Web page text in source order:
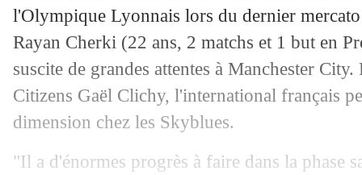
l'Olympique Lyonnais lors du dernier
Rayan Cherki (22 ans, 2 matchs et 1 but en
suscite de grandes attentes à Manchester
Citizens Gaël Clichy, l'international français
dimension chez les Skyblues.
"Il a d'énormes progrès à faire dans la phase
11/09 Chelsea: 74 charges retenues par la
11/09 OM: Mandanda, l'hommage du club
11/09 Al-Fateh : Toko Ekambi a signé
11/09 EdF: 17 places réservées pour le